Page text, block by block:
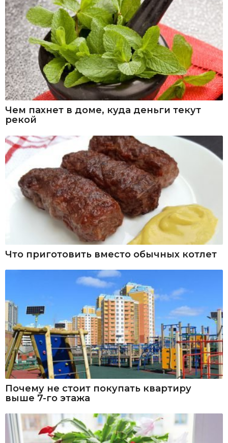
Чем пахнет в доме, куда деньги текут
рекой
Что приготовить вместо обычных котлет
Почему не стоит покупать квартиру
выше 7-го этажа